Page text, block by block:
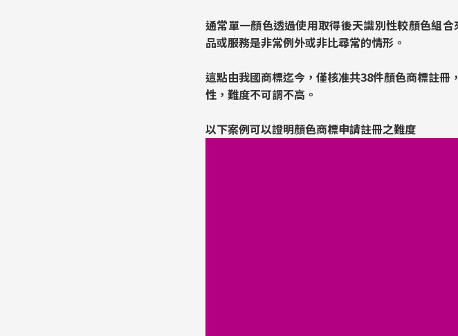
通常單一顏色透過使用取得後天識別性較顏色組
品或服務是非常例外或非比尋常的情形。
這點由我國商標迄今，僅核准共38件顏色商標註
性，難度不可謂不高。
以下案例可以證明顏色商標申請註冊之難度